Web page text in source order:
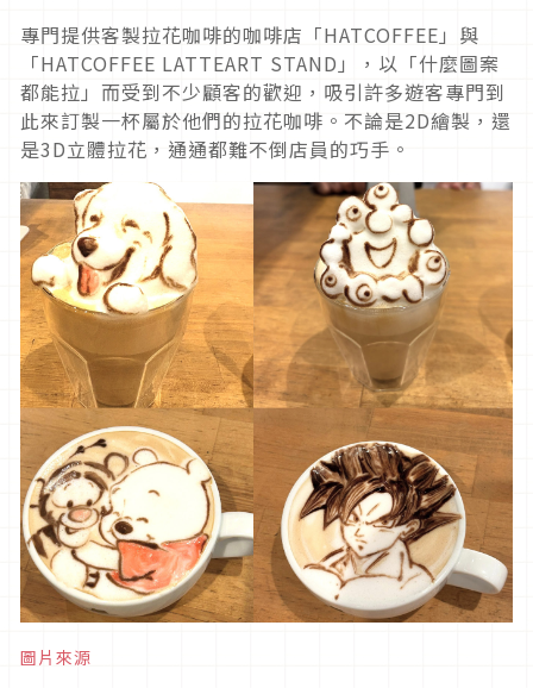
專門提供客製拉花咖啡的咖啡店「HATCOFFEE」與
「HATCOFFEE LATTEART STAND」，以「什麼圖案
都能拉」而受到不少顧客的歡迎，吸引許多遊客專門到
此來訂製一杯屬於他們的拉花咖啡。不論是2D繪製，還
是3D立體拉花，通通都難不倒店員的巧手。
圖片來源